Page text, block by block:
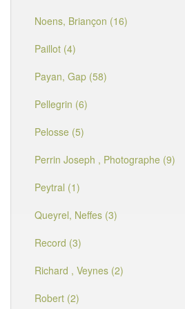
Noens, Briançon (16)
Paillot (4)
Payan, Gap (58)
Pellegrin (6)
Pelosse (5)
Perrin Joseph , Photographe (9)
Peytral (1)
Queyrel, Neffes (3)
Record (3)
Richard , Veynes (2)
Robert (2)